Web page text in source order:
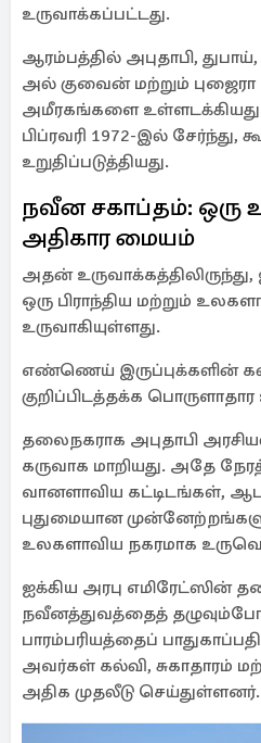
உருவாக்கப்பட்டது.
ஆரம்பத்தில் அபுதாபி,
அல் குவைன் மற்றும்
அமீரகங்களை
பிப்ரவரி 1972-இல் சேர்ந்து,
உறுதிப்படுத்தியது.
நவீன சகாப்தம்: ஒரு
அதிகார மையம்
அதன்
ஒரு பிராந்திய மற்றும்
உருவாகியுள்ளது.
எண்ணெய் இருப்புக்களின்
குறிப்பிடத்தக்க
தலைநகராக அபுதாபி
கருவாக மாறியது. அதே
வானளாவிய கட்டிடங்கள்,
புதுமையான
உலகளாவிய நகரமாக
ஐக்கிய அரபு எமிரேட்ஸின்
நவீனத்துவத்தைத்
பாரம்பரியத்தைப்
அவர்கள் கல்வி, சுகாதாரம்
அதிக முதலீடு செய்துள்ளனர்.